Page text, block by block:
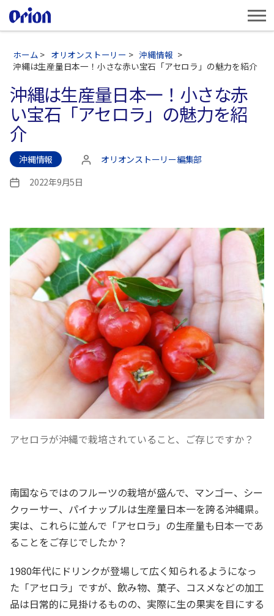
ホーム > オリオンストーリー > 沖縄情報 >
沖縄は生産量日本一！小さな赤い宝石「アセロラ」の魅力を紹介
沖縄は生産量日本一！小さな赤
い宝石「アセロラ」の魅力を紹
介
沖縄情報
投
オリオンストーリー編集部
投
2022年9月5日
アセロラが沖縄で栽培されていること、ご存じですか？
南国ならではのフルーツの栽培が盛んで、マンゴー、シー
クヮーサー、パイナップルは生産量日本一を誇る沖縄県。
実は、これらに並んで「アセロラ」の生産量も日本一であ
ることをご存じでしたか？
1980年代にドリンクが登場して広く知られるようになっ
た「アセロラ」ですが、飲み物、菓子、コスメなどの加工
品は日常的に見掛けるものの、実際に生の果実を目にする